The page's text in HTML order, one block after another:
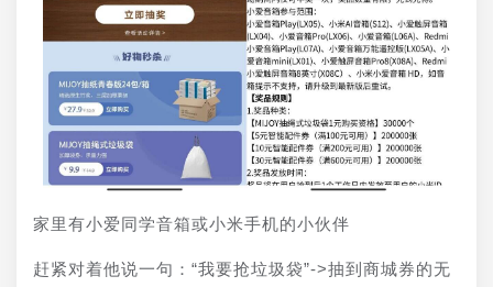
家里有小爱同学音箱或小米手机的小伙伴
赶紧对着他说一句：“我要抢垃圾袋”->抽到商城券的无